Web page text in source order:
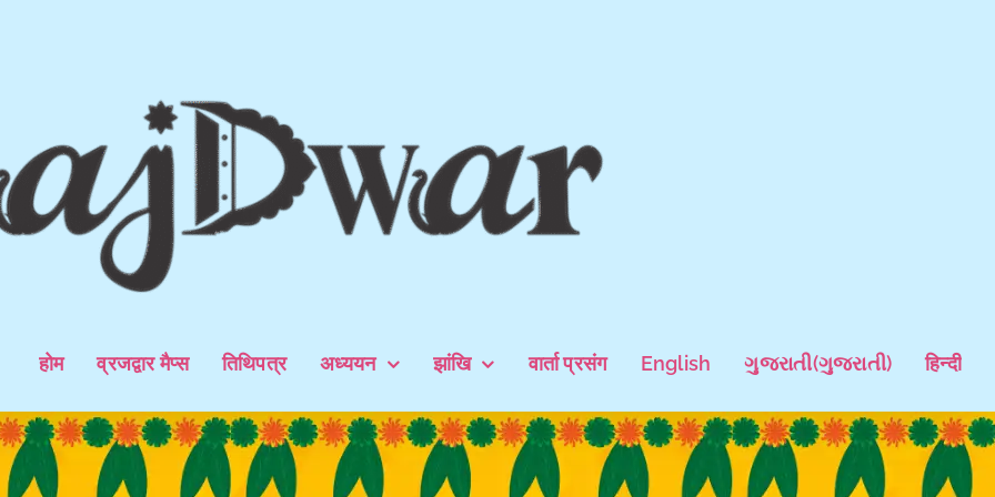
होम व्रजद्वार मैप्स तिथिपत्र अध्ययन झांखि वार्ता प्रसंग English ગુજરાતી(ગુજરાતી) हिन्दी